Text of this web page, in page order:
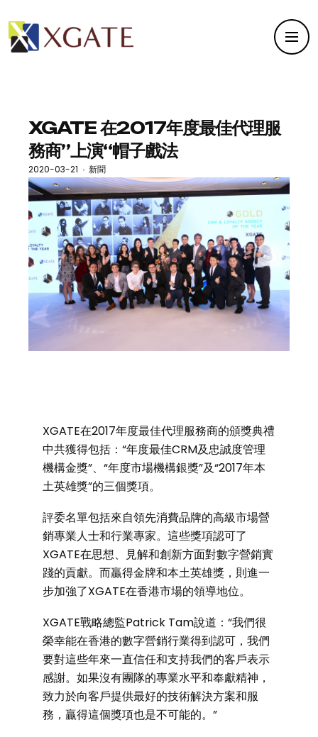
XGATE 在2017年度最佳代理服
務商”上演“帽子戲法
2020-03-21 · 新聞
XGATE在2017年度最佳代理服務商的頒獎典禮
中共獲得包括：“年度最佳CRM及忠誠度管理
機構金獎”、“年度市場機構銀獎”及“2017年本
土英雄獎”的三個獎項。
評委名單包括來自領先消費品牌的高級市場營
銷專業人士和行業專家。這些獎項認可了
XGATE在思想、見解和創新方面對數字營銷實
踐的貢獻。而贏得金牌和本土英雄獎，則進一
步加強了XGATE在香港市場的領導地位。
XGATE戰略總監Patrick Tam說道：“我們很
榮幸能在香港的數字營銷行業得到認可，我們
要對這些年來一直信任和支持我們的客戶表示
感謝。如果沒有團隊的專業水平和奉獻精神，
致力於向客戶提供最好的技術解決方案和服
務，贏得這個獎項也是不可能的。”